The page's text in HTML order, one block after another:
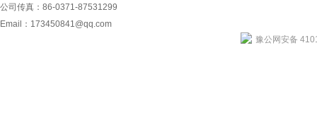
公司传真：86-0371-87531299
Email： 173450841@qq.com
豫公网安备